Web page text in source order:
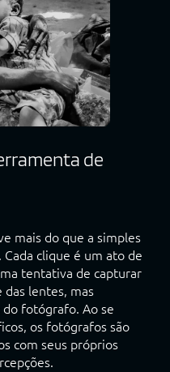
de
mais do que a simples
clique é um ato de
tentativa de capturar
das lentes, mas
fotógrafo. Ao se
os fotógrafos são
com seus próprios